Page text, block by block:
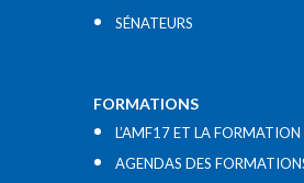
SÉNATEURS
FORMATIONS
L’AMF17 ET LA FORMATION
AGENDAS DES